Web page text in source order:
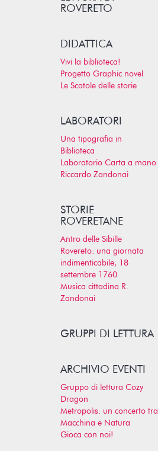
ROVERETO
DIDATTICA
Vivi la biblioteca!
Progetto Graphic novel
Le Scatole delle storie
LABORATORI
Una tipografia in
Biblioteca
Laboratorio Carta a mano
Riccardo Zandonai
STORIE
ROVERETANE
Antro delle Sibille
Rovereto: una giornata
indimenticabile, 18
settembre 1760
Musica cittadina R.
Zandonai
GRUPPI DI LETTURA
ARCHIVIO EVENTI
Gruppo di lettura Cozy
Dragon
Metropolis: un concerto tra
Macchina e Natura
Gioca con noi!